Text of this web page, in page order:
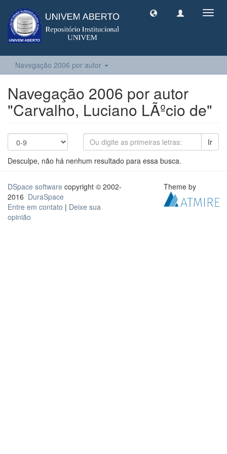
Navegação 2006 por autor
Navegação 2006 por autor
"Carvalho, Luciano LÃºcio de"
Ir
Desculpe, não há nenhum resultado para essa busca.
DSpace software copyright © 2002-
2016 DuraSpace
Entre em contato | Deixe sua
opinião
Theme by